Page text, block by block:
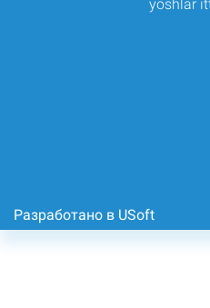
Разработано в USoft